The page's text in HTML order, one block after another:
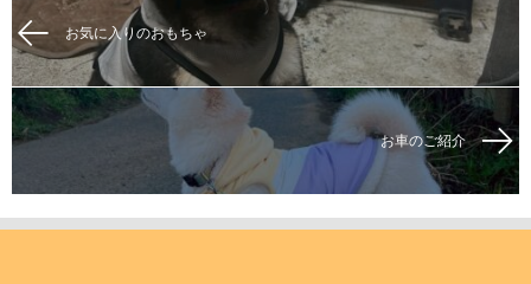
お気に入りのおもちゃ
お車のご紹介